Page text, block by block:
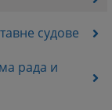
судове
рада и